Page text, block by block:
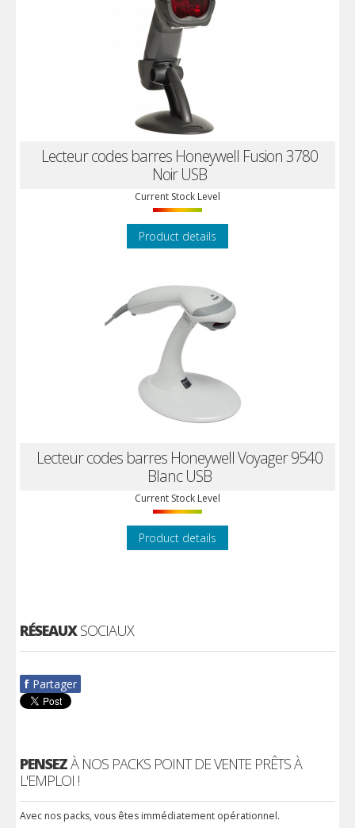
Lecteur codes barres Honeywell Fusion 3780
Noir USB
Current Stock Level
Product details
Lecteur codes barres Honeywell Voyager 9540
Blanc USB
Current Stock Level
Product details
RÉSEAUXSOCIAUX
f Partager
PENSEZÀ NOS PACKS POINT DE VENTE PRÊTS À
L'EMPLOI !
Avec nos packs, vous êtes immédiatement opérationnel.